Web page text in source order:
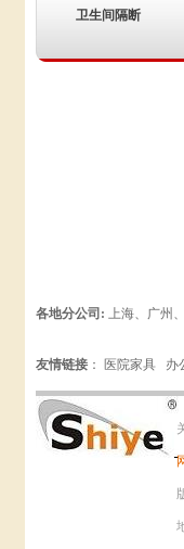
卫生间隔断
各地分公司: 上海、 广州 、
友情链接 ： 医院家具 办